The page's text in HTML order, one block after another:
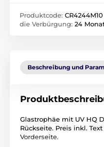
Produktcode: CR4244M10
die Verbürgung: 24
Beschreibung und
Glastrophäe mit UV HQ
Rückseite. Preis inkl.
Vorderseite.